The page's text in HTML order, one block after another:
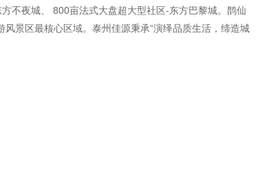
不夜城、 800亩法式大盘超大型社区-东方巴黎城。鹊仙
景区最核心区域。泰州佳源秉承“演绎品质生活，缔造城